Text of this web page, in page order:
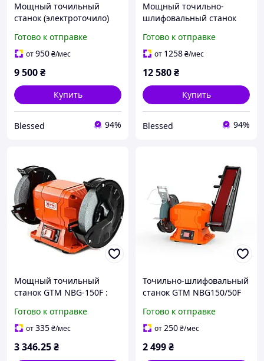
Мощный точильный
станок (электроточило)
круг 200 мм, 2950 об/мин,
вес 28 кг
Готово к отправке
от950₴/мес
9 500₴
Купить
Blessed 94%
Мощный точильно-
шлифовальный станок
MDB100/200HD : 900 Вт,
200 мм диск
Готово к отправке
от 1258₴/мес
12 580₴
Купить
Blessed 94%
Мощный точильный
станок GTM NBG-150F :
бесщеточный
Готово к отправке
от335₴/мес
3 346.25₴
Точильно-шлифовальный
станок GTM NBG150/50F
Готово к отправке
от250₴/мес
2 499₴